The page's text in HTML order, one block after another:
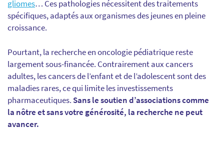
gliomes… Ces pathologies nécessitent des traitements
spécifiques, adaptés aux organismes des jeunes en pleine
croissance.
Pourtant, la recherche en oncologie pédiatrique reste
largement sous-financée. Contrairement aux cancers
adultes, les cancers de l’enfant et de l’adolescent sont des
maladies rares, ce qui limite les investissements
pharmaceutiques. Sans le soutien d’associations comme
la nôtre et sans votre générosité, la recherche ne peut
avancer.